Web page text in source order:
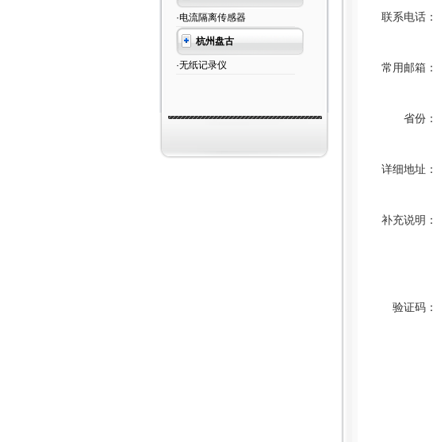
·电流隔离传感器
杭州盘古
·无纸记录仪
联系电话：
常用邮箱：
省份：
详细地址：
补充说明：
验证码：